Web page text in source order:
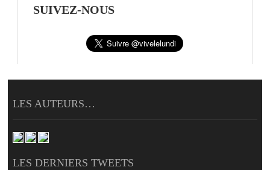
SUIVEZ-NOUS
LES AUTEURS…
LES DERNIERS TWEETS